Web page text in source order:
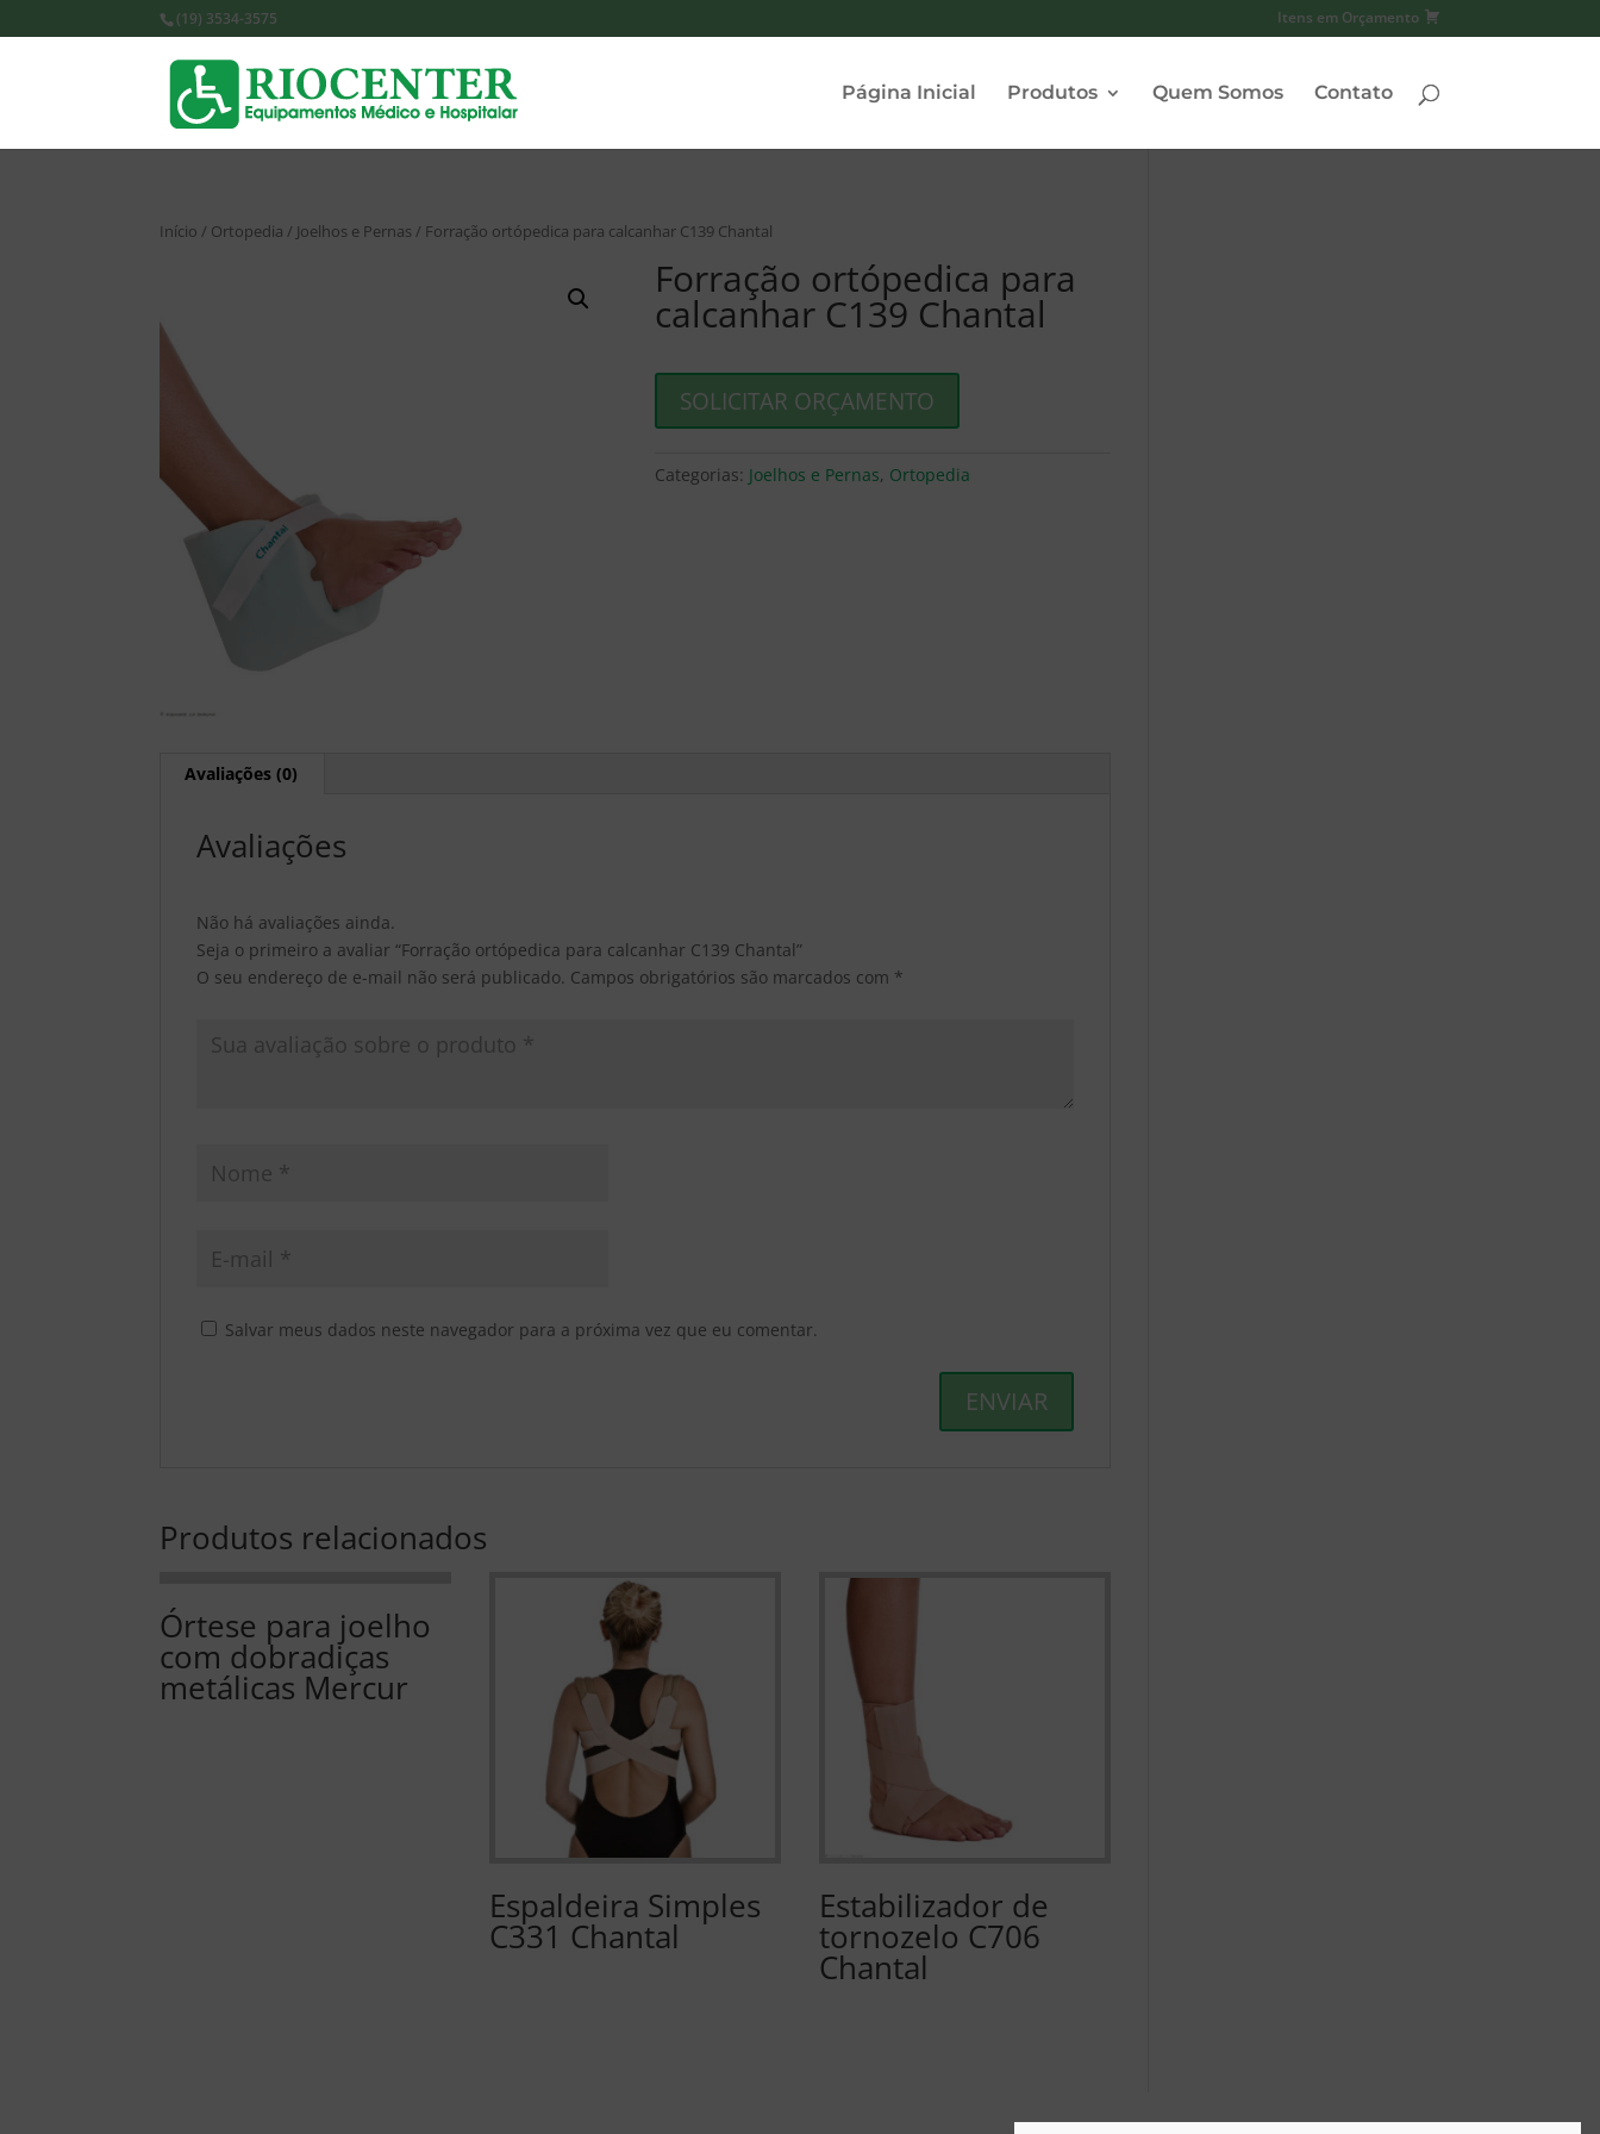
(19) 3534-3575 Itens em Orçamento
Página Inicial Produtos Quem Somos Contato
Início / Ortopedia / Joelhos e Pernas / Forração ortópedica para calcanhar C139 Chantal
Forração ortópedica para
calcanhar C139 Chantal
SOLICITAR ORÇAMENTO
Categorias: Joelhos e Pernas, Ortopedia
Avaliações (0)
Avaliações
Não há avaliações ainda.
Seja o primeiro a avaliar “Forração ortópedica para calcanhar C139 Chantal”
O seu endereço de e-mail não será publicado. Campos obrigatórios são marcados com *
Salvar meus dados neste navegador para a próxima vez que eu comentar.
Produtos relacionados
Órtese para joelho
com dobradiças
metálicas Mercur
Espaldeira Simples
C331 Chantal
Estabilizador de
tornozelo C706
Chantal